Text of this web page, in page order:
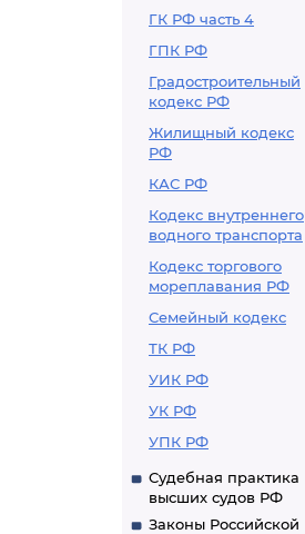
ГК РФ часть 4
ГПК РФ
Градостроительный
кодекс РФ
Жилищный кодекс
РФ
КАС РФ
Кодекс внутреннего
водного транспорта
Кодекс торгового
мореплавания РФ
Семейный кодекс
ТК РФ
УИК РФ
УК РФ
УПК РФ
Судебная практика
высших судов РФ
Законы Российской